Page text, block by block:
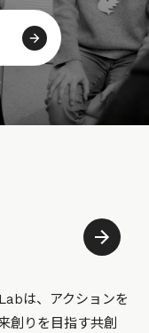
は、アクションを
創りを目指す共創